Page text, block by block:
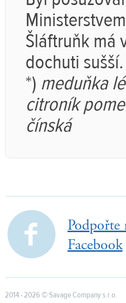
Šláftruňk má
dochuti sušší.
*) meduňka
citroník
čínská
Podpořte
Facebook
2014 - 2026 © Savage Company s.r.o.